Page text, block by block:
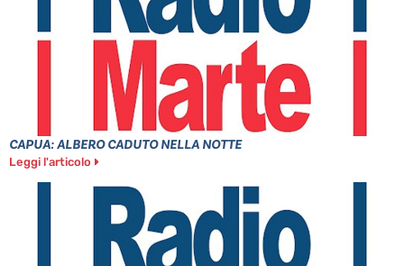
CAPUA: ALBERO CADUTO NELLA NOTTE
Leggi l'articolo